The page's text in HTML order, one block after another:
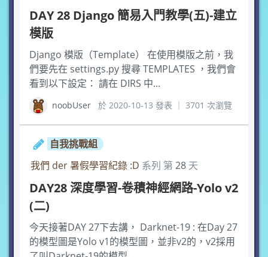
DAY 28 Django 簡易入門教學(五)-建立
模版
Django 模版（Template） 在使用模版之前，我
們要先在 settings.py 搜尋 TEMPLATES ，我們會
看到以下設定： 請在 DIRS 中...
noobUser 於 2020-10-13 發表 ｜ 3701 次瀏覽
自我挑戰組
我們 der 暑假學習紀錄 :D 系列 第28 天
DAY28 深度學習-卷積神經網路-Yolo v2
(二)
今天接著DAY 27下去講， Darknet-19 : 在Day 27
的模型圖是Yolo v1的模型圖，並非v2的，v2採用